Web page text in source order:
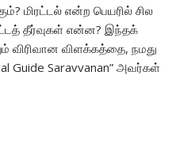
மிரட்டல் என்ற பெயரில் சில
தீர்வுகள் என்ன? இந்தக்
விரிவான விளக்கத்தை, நமது
Guide Saravvanan” அவர்கள்